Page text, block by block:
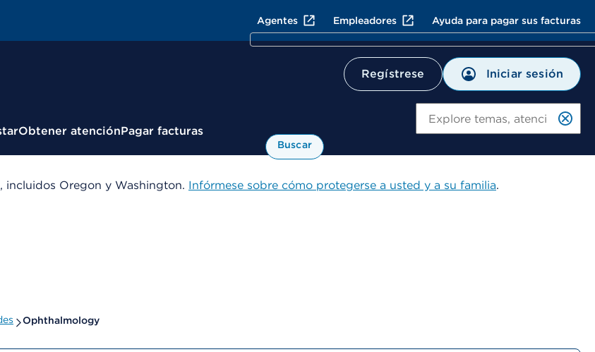
Agentes Empleadores Ayuda para pagar sus facturas
Regístrese Iniciar sesión
Obtener atenciónPagar facturas
Buscar
incluidos Oregon y Washington. Infórmese sobre cómo protegerse a usted y a su familia.
Ophthalmology